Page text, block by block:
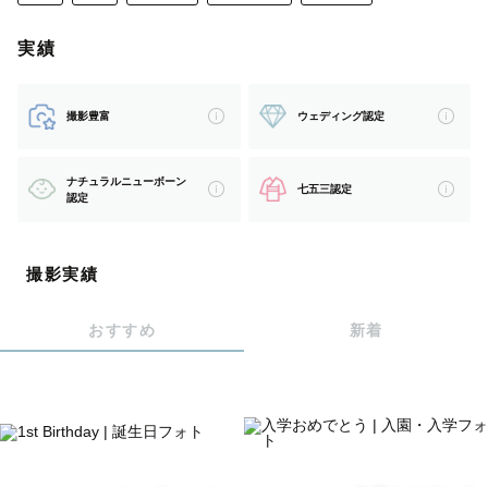
空の色、木々の葉の色づき、雲、毎日毎分違う景色だとい
人の記憶にそれを残したくて、一眼レフカメラを手にしま
いつもの場所、いつもの人とのいつもの出来事を撮りにう
撮影のときに楽しい時間を一緒に過ごせることが何よりも
実績
撮影豊富 ウェディング認定
ナチュラルニューボーン
認定
七五三認定
撮影実績
おすすめ 新着